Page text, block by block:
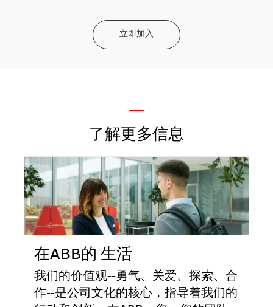
立即加入
—
了解更多信息
在ABB的 生活
我们的价值观--勇气、关爱、探索、合
作--是公司文化的核心，指导着我们的